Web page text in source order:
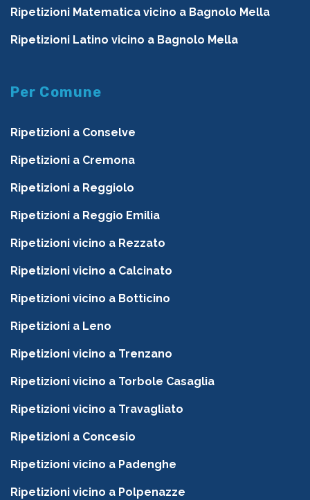
Ripetizioni Matematica vicino a Bagnolo Mella
Ripetizioni Latino vicino a Bagnolo Mella
Per Comune
Ripetizioni a Conselve
Ripetizioni a Cremona
Ripetizioni a Reggiolo
Ripetizioni a Reggio Emilia
Ripetizioni vicino a Rezzato
Ripetizioni vicino a Calcinato
Ripetizioni vicino a Botticino
Ripetizioni a Leno
Ripetizioni vicino a Trenzano
Ripetizioni vicino a Torbole Casaglia
Ripetizioni vicino a Travagliato
Ripetizioni a Concesio
Ripetizioni vicino a Padenghe
Ripetizioni vicino a Polpenazze